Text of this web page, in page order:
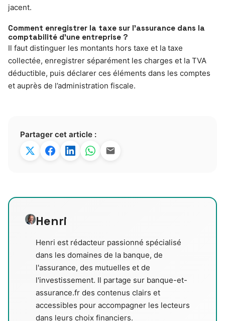
jacent.
Comment enregistrer la taxe sur l’assurance dans la
comptabilité d’une entreprise ?
Il faut distinguer les montants hors taxe et la taxe
collectée, enregistrer séparément les charges et la TVA
déductible, puis déclarer ces éléments dans les comptes
et auprès de l’administration fiscale.
Partager cet article :
Henri
Henri est rédacteur passionné spécialisé
dans les domaines de la banque, de
l'assurance, des mutuelles et de
l'investissement. Il partage sur banque-et-
assurance.fr des contenus clairs et
accessibles pour accompagner les lecteurs
dans leurs choix financiers.